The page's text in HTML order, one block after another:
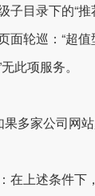
子目录下的“推
轮巡：“超值
此项服务。
果多家公司网
在上述条件下